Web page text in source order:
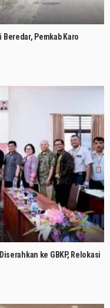
Pemkab Karo
ke GBKP, Relokasi